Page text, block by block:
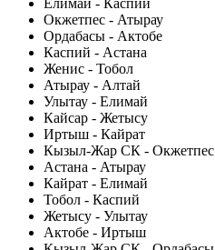
Елимай - Каспий
Окжетпес - Атырау
Ордабасы - Актобе
Каспий - Астана
Женис - Тобол
Атырау - Алтай
Улытау - Елимай
Кайсар - Жетысу
Иртыш - Кайрат
Кызыл-Жар СК - Окжетпес
Астана - Атырау
Кайрат - Елимай
Тобол - Каспий
Жетысу - Улытау
Актобе - Иртыш